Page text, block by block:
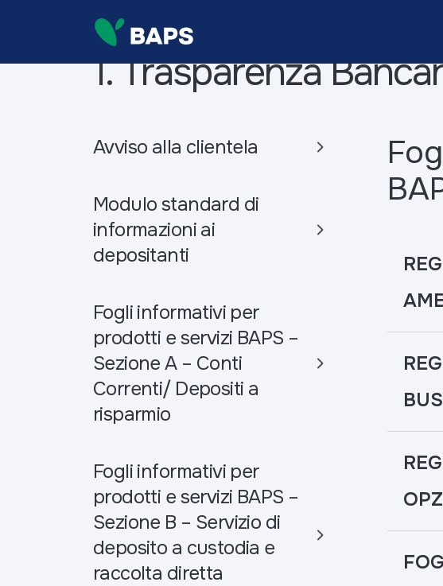
1. Trasparenza
Avviso alla clientela
Modulo standard di
informazioni ai
depositanti
Fogli informativi per
prodotti e servizi BAPS –
Sezione A – Conti
Correnti/ Depositi a
risparmio
Fogli informativi per
prodotti e servizi BAPS –
Sezione B – Servizio di
deposito a custodia e
raccolta diretta